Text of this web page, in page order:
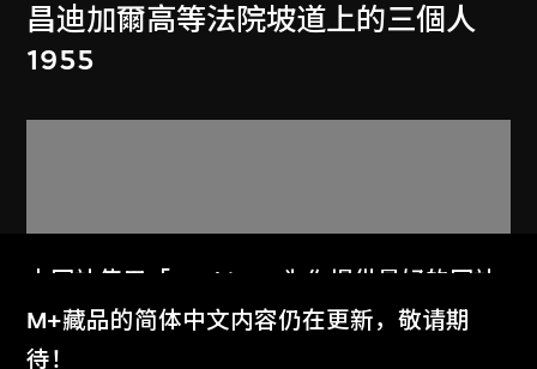
昌迪加爾高等法院坡道上的三個人
1955
本网站使用「Cookies」为你提供最好的网站
体验。
了解更多
M+藏品的简体中文内容仍在更新，敬请期
待！